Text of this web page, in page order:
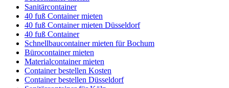
Sanitärcontainer
40 fuß Container mieten
40 fuß Container mieten Düsseldorf
40 fuß Container
Schnellbaucontainer mieten für Bochum
Bürocontainer mieten
Materialcontainer mieten
Container bestellen Kosten
Container bestellen Düsseldorf